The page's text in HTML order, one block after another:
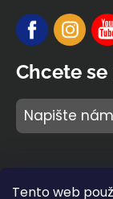
Tento web
Chcete
Napište nám